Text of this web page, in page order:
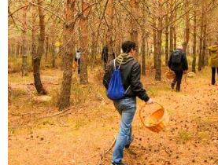
Información complementaria:Puede consultar
detallada sobre cómo tratamos sus datos en la